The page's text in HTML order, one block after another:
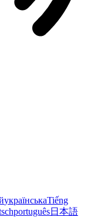
українськаTiếng
português日本語